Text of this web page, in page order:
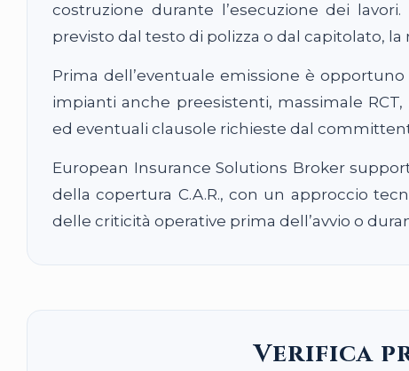
costruzione durante l’esecuzione dei
previsto dal testo di polizza o dal capitolato, la
Prima dell’eventuale emissione è
impianti anche preesistenti, massimale
ed eventuali clausole richieste dal
European Insurance Solutions Broker
della copertura C.A.R., con un approccio
delle criticità operative prima dell’avvio o
Verifica